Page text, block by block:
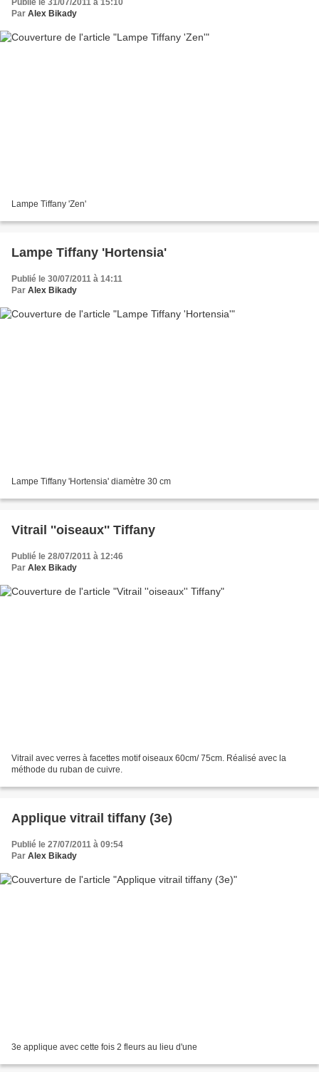
Par Alex Bikady
Lampe Tiffany 'Zen'
Lampe Tiffany 'Hortensia'
Publié le 30/07/2011 à 14:11
Par Alex Bikady
Lampe Tiffany 'Hortensia' diamètre 30 cm
Vitrail ''oiseaux'' Tiffany
Publié le 28/07/2011 à 12:46
Par Alex Bikady
Vitrail avec verres à facettes motif oiseaux 60cm/ 75cm. Réalisé avec la
méthode du ruban de cuivre.
Applique vitrail tiffany (3e)
Publié le 27/07/2011 à 09:54
Par Alex Bikady
3e applique avec cette fois 2 fleurs au lieu d'une